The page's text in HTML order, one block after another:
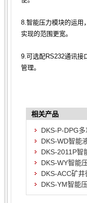
8.智能压力模块的运用
实现的范围更宽。
9.可选配RS232通讯接
管理。
相关产品
DKS-P-DPG
DKS-WD智能
DKS-2011P智
DKS-WY智能
DKS-ACC矿
DKS-YM智能